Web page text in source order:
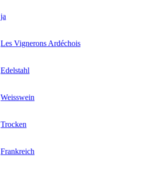
ja
Les Vignerons Ardéchois
Edelstahl
Weisswein
Trocken
Frankreich